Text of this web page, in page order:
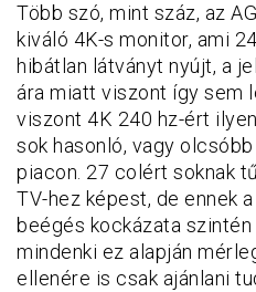
Több szó, mint száz, az
kiváló 4K-s monitor, ami
hibátlan látványt nyújt, a
ára miatt viszont így sem
viszont 4K 240 hz-ért
sok hasonló, vagy
piacon. 27 colért soknak
TV-hez képest, de ennek
beégés kockázata
mindenki ez alapján
ellenére is csak ajánlani